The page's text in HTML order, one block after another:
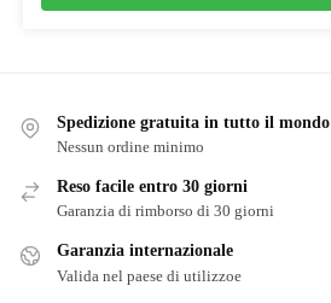
Spedizione gratuita in tutto il mondo
Nessun ordine minimo
Reso facile entro 30 giorni
Garanzia di rimborso di 30 giorni
Garanzia internazionale
Valida nel paese di utilizzoe